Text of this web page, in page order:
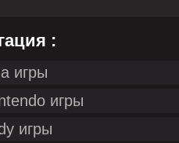
:
игры
игры
игры